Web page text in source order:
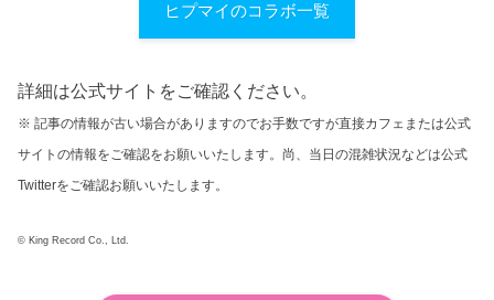
ヒプマイのコラボ一覧
詳細は公式サイトをご確認ください。
※ 記事の情報が古い場合がありますのでお手数ですが直接カフェまたは公式
サイトの情報をご確認をお願いいたします。尚、当日の混雑状況などは公式
Twitterをご確認お願いいたします。
© King Record Co., Ltd.